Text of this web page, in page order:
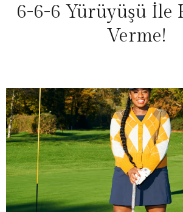
6-6-6 Yürüyüşü İle
Verme!